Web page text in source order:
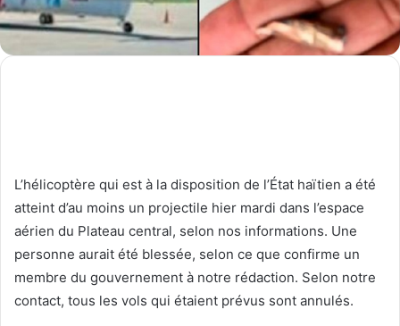
L’hélicoptère qui est à la disposition de l’État haïtien a été
atteint d’au moins un projectile hier mardi dans l’espace
aérien du Plateau central, selon nos informations. Une
personne aurait été blessée, selon ce que confirme un
membre du gouvernement à notre rédaction. Selon notre
contact, tous les vols qui étaient prévus sont annulés.